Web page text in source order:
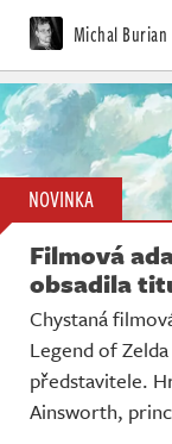
Michal Burian
NOVINKA
Filmová
obsadila
Chystaná
Legend of
představitele.
Ainsworth,